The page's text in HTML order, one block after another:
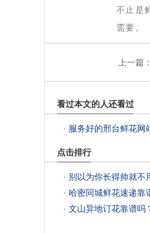
不止是
需要。
上一篇：
看过本文的人还看过
· 服务好的邢台鲜花网
点击排行
· 别以为你长得帅就不
· 哈密同城鲜花速递靠
· 文山异地订花靠谱吗